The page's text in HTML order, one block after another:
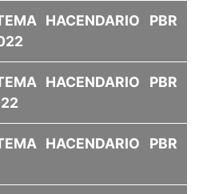
HACENDARIO PBR
HACENDARIO PBR
HACENDARIO PBR